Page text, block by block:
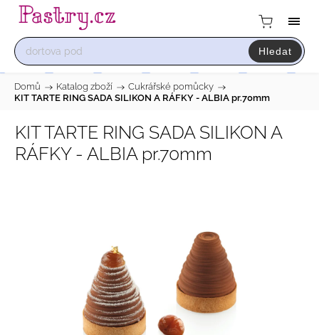
Hledat
Domů / Katalog zboží / Cukrářské pomůcky /
KIT TARTE RING SADA SILIKON A RÁFKY - ALBIA pr.70mm
KIT TARTE RING SADA SILIKON A
RÁFKY - ALBIA pr.70mm